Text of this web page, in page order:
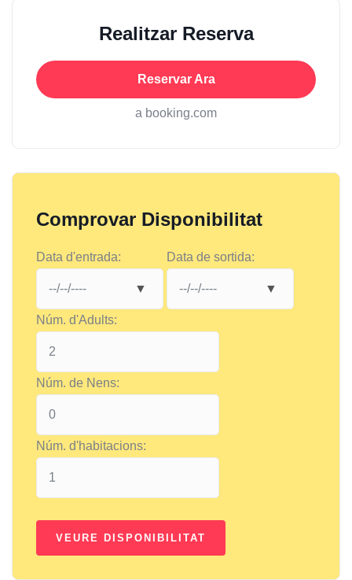
Realitzar Reserva
Reservar Ara
a booking.com
Comprovar Disponibilitat
Data d'entrada: Data de sortida:
Núm. d'Adults:
Núm. de Nens:
Núm. d'habitacions: